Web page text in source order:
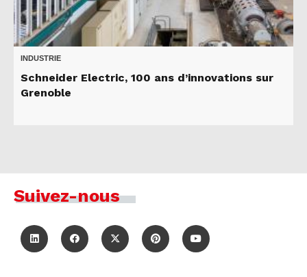
INDUSTRIE
Schneider Electric, 100 ans d’innovations sur
Grenoble
Suivez-nous